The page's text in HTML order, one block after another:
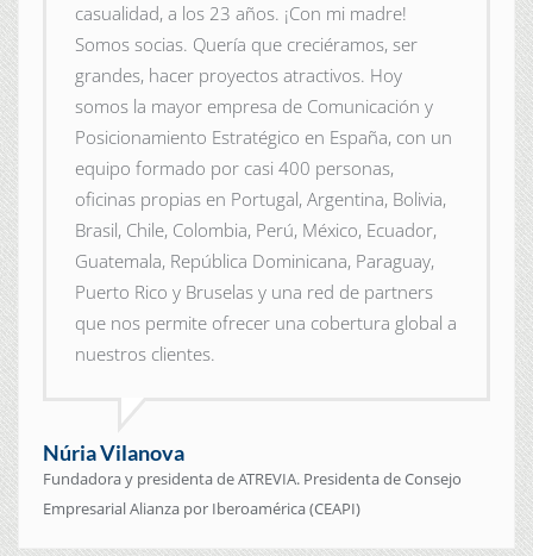
casualidad, a los 23 años. ¡Con mi madre!
Somos socias. Quería que creciéramos, ser
grandes, hacer proyectos atractivos. Hoy
somos la mayor empresa de Comunicación y
Posicionamiento Estratégico en España, con un
equipo formado por casi 400 personas,
oficinas propias en Portugal, Argentina, Bolivia,
Brasil, Chile, Colombia, Perú, México, Ecuador,
Guatemala, República Dominicana, Paraguay,
Puerto Rico y Bruselas y una red de partners
que nos permite ofrecer una cobertura global a
nuestros clientes.
Núria Vilanova
Fundadora y presidenta de ATREVIA. Presidenta de Consejo
Empresarial Alianza por Iberoamérica (CEAPI)